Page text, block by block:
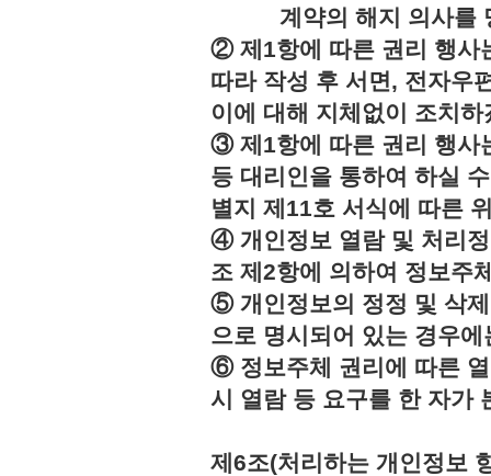
계약의 해지 의사를 명
② 제1항에 따른 권리 행사
따라 작성 후 서면, 전자우
이에 대해 지체없이 조치하
③ 제1항에 따른 권리 행사
등 대리인을 통하여 하실
별지 제11호 서식에 따른
④ 개인정보 열람 및 처리
조 제2항에 의하여 정보주
⑤ 개인정보의 정정 및 삭
으로 명시되어 있는 경우
⑥ 정보주체 권리에 따른
시 열람 등 요구를 한 자가
제6조(처리하는 개인정보